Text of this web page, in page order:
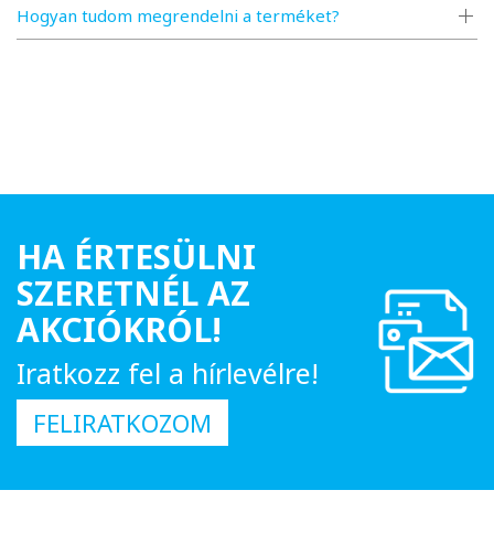
Hogyan tudom megrendelni a terméket?
HA ÉRTESÜLNI
SZERETNÉL AZ
AKCIÓKRÓL!
Iratkozz fel a hírlevélre!
FELIRATKOZOM